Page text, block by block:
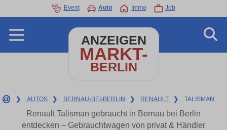
Event Auto Immo Job
ANZEIGEN
MARKT-
BERLIN
❯ AUTOS ❯ BERNAU-BEI-BERLIN ❯ RENAULT ❯ TALISMAN
Renault Talisman gebraucht in Bernau bei Berlin
entdecken – Gebrauchtwagen von privat & Händler